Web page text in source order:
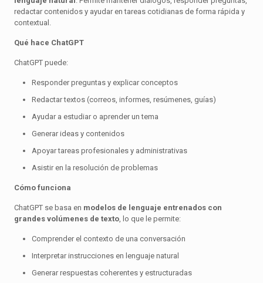
redactar contenidos y ayudar en tareas cotidianas de forma rápida y
contextual.
Qué hace ChatGPT
ChatGPT puede:
Responder preguntas y explicar conceptos
Redactar textos (correos, informes, resúmenes, guías)
Ayudar a estudiar o aprender un tema
Generar ideas y contenidos
Apoyar tareas profesionales y administrativas
Asistir en la resolución de problemas
Cómo funciona
ChatGPT se basa en modelos de lenguaje entrenados con
grandes volúmenes de texto, lo que le permite:
Comprender el contexto de una conversación
Interpretar instrucciones en lenguaje natural
Generar respuestas coherentes y estructuradas